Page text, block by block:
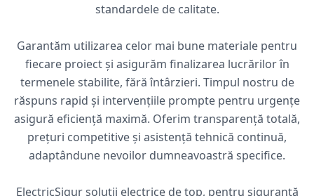
standardele de calitate.
Garantăm utilizarea celor mai bune materiale pentru
fiecare proiect și asigurăm finalizarea lucrărilor în
termenele stabilite, fără întârzieri. Timpul nostru de
răspuns rapid și intervențiile prompte pentru urgențe
asigură eficiență maximă. Oferim transparență totală,
prețuri competitive și asistență tehnică continuă,
adaptândune nevoilor dumneavoastră specifice.
ElectricSigur soluții electrice de top, pentru siguranță